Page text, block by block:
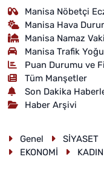
Manisa Nöbetçi
Manisa Hava
Manisa Namaz
Manisa Trafik
Puan Durumu ve
Tüm Manşetler
Son Dakika
Haber Arşivi
Genel SİYASET
EKONOMİ
KADIN